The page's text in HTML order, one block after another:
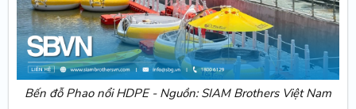
Bến đỗ Phao nổi HDPE - Nguồn: SIAM Brothers Việt Nam